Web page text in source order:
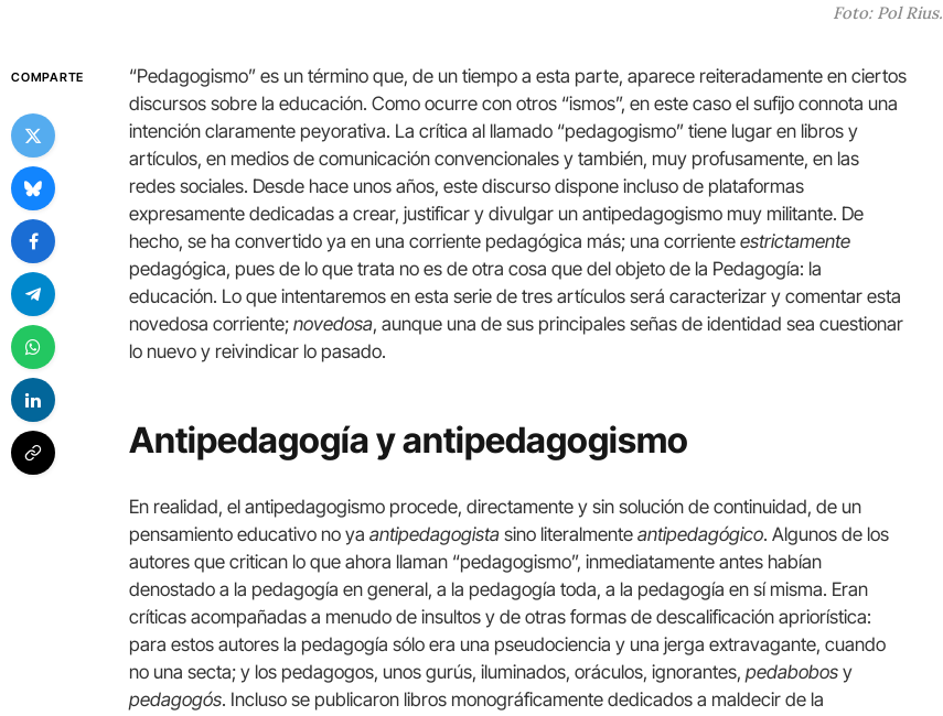
Foto: Pol Rius.
COMPARTE
“Pedagogismo” es un término que, de un tiempo a esta parte, aparece reiteradamente en ciertos
discursos sobre la educación. Como ocurre con otros “ismos”, en este caso el sufijo connota una
intención claramente peyorativa. La crítica al llamado “pedagogismo” tiene lugar en libros y
artículos, en medios de comunicación convencionales y también, muy profusamente, en las
redes sociales. Desde hace unos años, este discurso dispone incluso de plataformas
expresamente dedicadas a crear, justificar y divulgar un antipedagogismo muy militante. De
hecho, se ha convertido ya en una corriente pedagógica más; una corrienteestrictamente
pedagógica, pues de lo que trata no es de otra cosa que del objeto de la Pedagogía: la
educación. Lo que intentaremos en esta serie de tres artículos será caracterizar y comentar esta
novedosa corriente;novedosa, aunque una de sus principales señas de identidad sea cuestionar
lo nuevo y reivindicar lo pasado.
Antipedagogía y antipedagogismo
En realidad, el antipedagogismo procede, directamente y sin solución de continuidad, de un
pensamiento educativo no yaantipedagogista sino literalmenteantipedagógico. Algunos de los
autores que critican lo que ahora llaman “pedagogismo”, inmediatamente antes habían
denostado a la pedagogía en general, a la pedagogía toda, a la pedagogía en sí misma. Eran
críticas acompañadas a menudo de insultos y de otras formas de descalificación apriorística:
para estos autores la pedagogía sólo era una pseudociencia y una jerga extravagante, cuando
no una secta; y los pedagogos, unos gurús, iluminados, oráculos, ignorantes,pedabobos y
pedagogós. Incluso se publicaron libros monográficamente dedicados a maldecir de la